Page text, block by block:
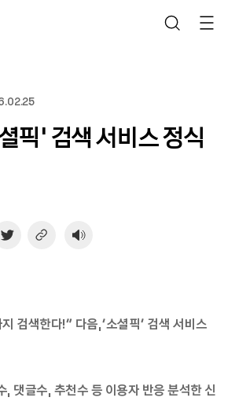
픽’ 검색 서비스 정식
검색한다!” 다음,‘소셜픽’ 검색 서비스
, 댓글수, 추천수 등 이용자 반응 분석한 신